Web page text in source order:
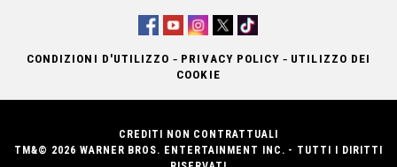
CONDIZIONI D'UTILIZZO - PRIVACY POLICY - UTILIZZO DEI
COOKIE
CREDITI NON CONTRATTUALI
TM&© 2026 WARNER BROS. ENTERTAINMENT INC. - TUTTI I DIRITTI